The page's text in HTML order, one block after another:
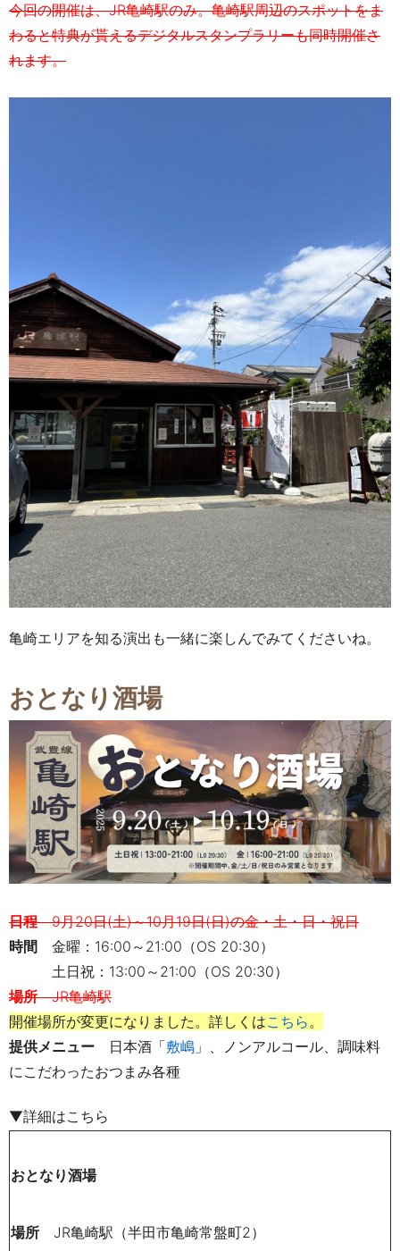
今回の開催は、JR亀崎駅のみ。亀崎駅周辺のスポットをま
わると特典が貰えるデジタルスタンプラリーも同時開催さ
れます。
亀崎エリアを知る演出も一緒に楽しんでみてくださいね。
おとなり酒場
日程9月20日(土)～10月19日(日)の金・土・日・祝日
時間 金曜：16:00～21:00（OS 20:30）
土日祝：13:00～21:00（OS 20:30）
場所JR亀崎駅
開催場所が変更になりました。詳しくはこちら。
提供メニュー 日本酒「敷嶋 」、ノンアルコール、調味料
にこだわったおつまみ各種
▼詳細はこちら
おとなり酒場
場所 JR亀崎駅（半田市亀崎常盤町2）